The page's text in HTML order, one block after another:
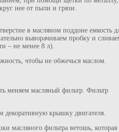
нее от пыли и грязи.
в масляном поддоне емкость
выворачиваем пробку и
– не менее 8 л).
чтобы не обжечься маслом.
меняем масляный фильтр. Фильтр
декоративную крышку двигателя.
масляного фильтра ветошь, которая